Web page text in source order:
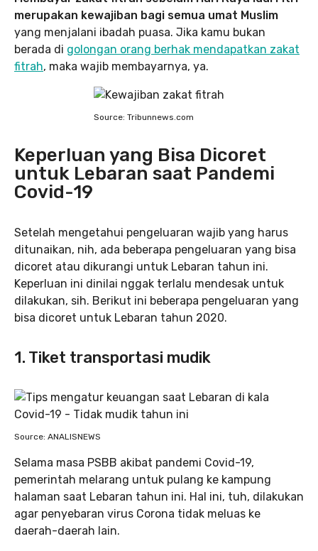
merupakan kewajiban bagi semua umat Muslim
yang menjalani ibadah puasa. Jika kamu bukan
berada di golongan orang berhak mendapatkan zakat
fitrah, maka wajib membayarnya, ya.
Source: Tribunnews.com
Keperluan yang Bisa Dicoret
untuk Lebaran saat Pandemi
Covid-19
Setelah mengetahui pengeluaran wajib yang harus
ditunaikan, nih, ada beberapa pengeluaran yang bisa
dicoret atau dikurangi untuk Lebaran tahun ini.
Keperluan ini dinilai nggak terlalu mendesak untuk
dilakukan, sih. Berikut ini beberapa pengeluaran yang
bisa dicoret untuk Lebaran tahun 2020.
1. Tiket transportasi mudik
Source: ANALISNEWS
Selama masa PSBB akibat pandemi Covid-19,
pemerintah melarang untuk pulang ke kampung
halaman saat Lebaran tahun ini. Hal ini, tuh, dilakukan
agar penyebaran virus Corona tidak meluas ke
daerah-daerah lain.